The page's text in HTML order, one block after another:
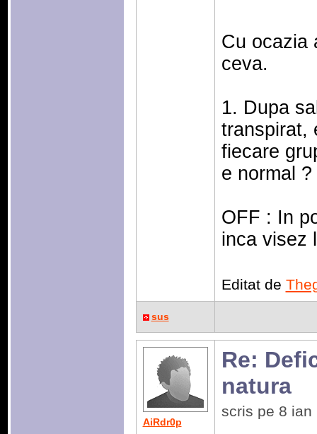
Cu ocazia
ceva.
1. Dupa
transpirat,
fiecare
e normal ?
OFF : In
inca visez
Editat de
sus
AiRdr0p
Re:
natura
scris pe 8